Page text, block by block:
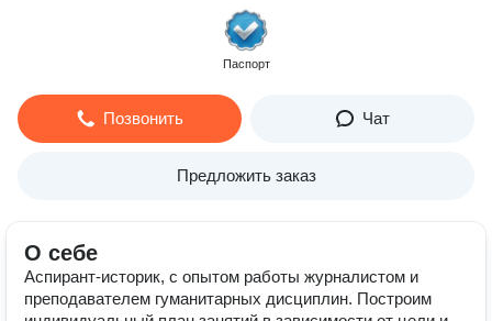
Паспорт
Позвонить Чат
Предложить заказ
О себе
Аспирант-историк, с опытом работы журналистом и
преподавателем гуманитарных дисциплин. Построим